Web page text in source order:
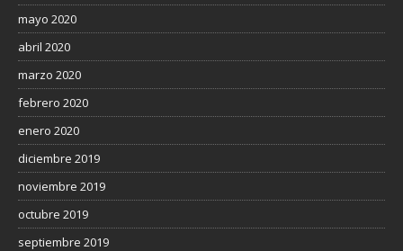
mayo 2020
abril 2020
marzo 2020
febrero 2020
enero 2020
diciembre 2019
noviembre 2019
octubre 2019
septiembre 2019